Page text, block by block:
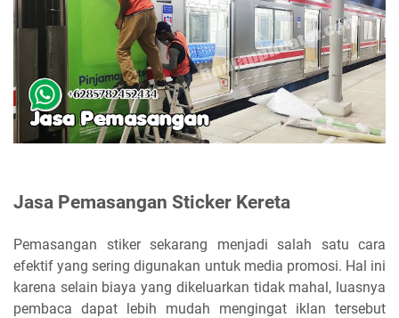
Jasa Pemasangan Sticker Kereta
Pemasangan stiker sekarang menjadi salah satu cara
efektif yang sering digunakan untuk media promosi. Hal ini
karena selain biaya yang dikeluarkan tidak mahal, luasnya
pembaca dapat lebih mudah mengingat iklan tersebut